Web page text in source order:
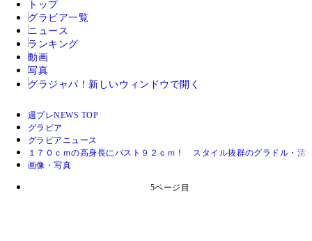
トップ
グラビア一覧
ニュース
ランキング
動画
写真
グラジャパ！ 新しいウィンドウで開く
週プレNEWS TOP
グラビア
グラビアニュース
１７０ｃｍの高身長にバスト９２ｃｍ！ スタイル抜群のグラドル・清
画像・写真
5ページ目